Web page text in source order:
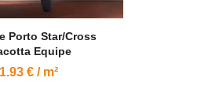
Porto Star/Cross
Equipe
€ / m²